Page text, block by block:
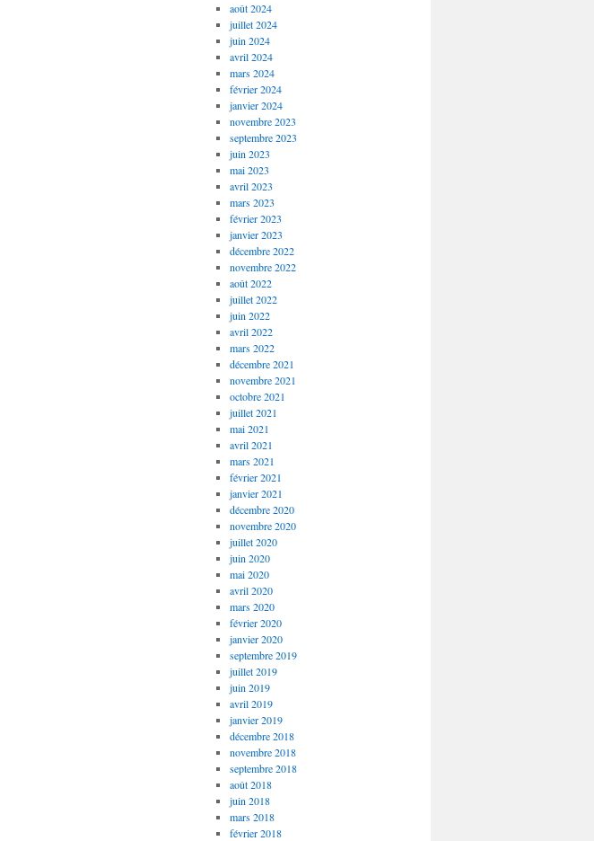
août 2024
juillet 2024
juin 2024
avril 2024
mars 2024
février 2024
janvier 2024
novembre 2023
septembre 2023
juin 2023
mai 2023
avril 2023
mars 2023
février 2023
janvier 2023
décembre 2022
novembre 2022
août 2022
juillet 2022
juin 2022
avril 2022
mars 2022
décembre 2021
novembre 2021
octobre 2021
juillet 2021
mai 2021
avril 2021
mars 2021
février 2021
janvier 2021
décembre 2020
novembre 2020
juillet 2020
juin 2020
mai 2020
avril 2020
mars 2020
février 2020
janvier 2020
septembre 2019
juillet 2019
juin 2019
avril 2019
janvier 2019
décembre 2018
novembre 2018
septembre 2018
août 2018
juin 2018
mars 2018
février 2018